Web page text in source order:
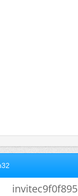
invitec9f0f895